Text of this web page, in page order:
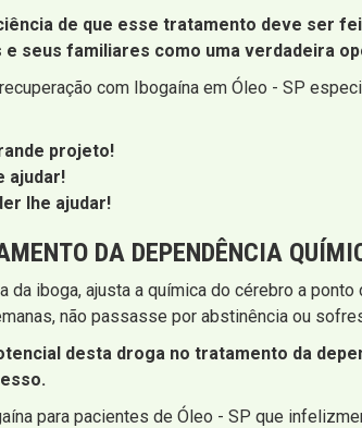
de que esse tratamento deve ser
seus familiares como uma verdadeira
com Ibogaína em Óleo - SP
projeto!
ajudar!
lhe ajudar!
DA DEPENDÊNCIA
da iboga, ajusta a química do cérebro a
não passasse por abstinência ou
desta droga no tratamento da
para pacientes de Óleo - SP que